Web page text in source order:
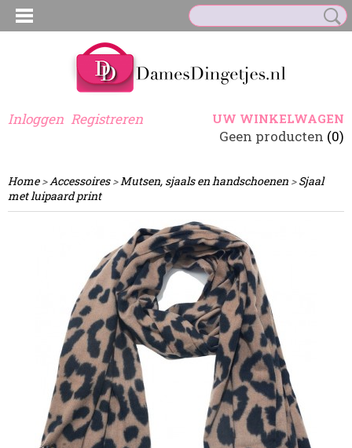
Inloggen Registreren UW WINKELWAGEN
Geen producten (0)
Home>Accessoires>Mutsen, sjaals en handschoenen >Sjaal
met luipaard print